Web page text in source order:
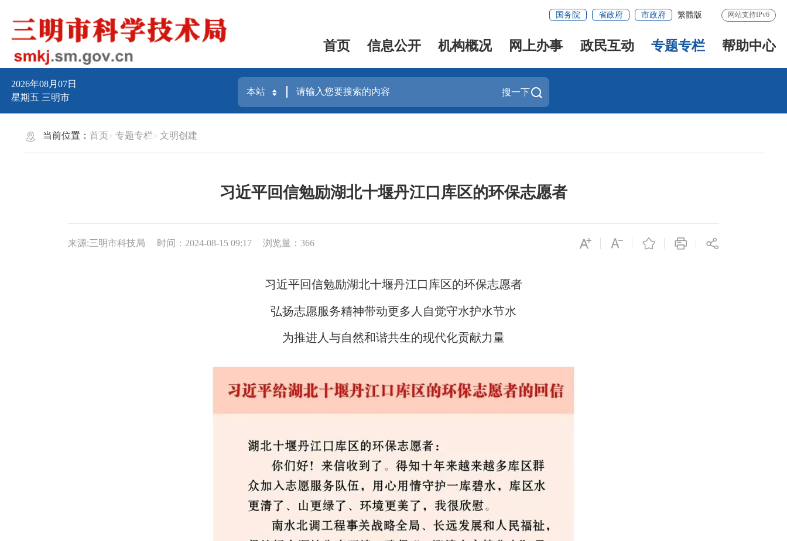
国务院 省政府 市政府 繁體版 网站支持IPv6
首页 信息公开 机构概况 网上办事 政民互动 专题专栏 帮助中心
2026年08月07日
星期五 三明市
搜一下
当前位置：首页 专题专栏 文明创建
习近平回信勉励湖北十堰丹江口库区的环保志愿者
来源:三明市科技局 时间：2024-08-15 09:17 浏览量：366
习近平回信勉励湖北十堰丹江口库区的环保志愿者
弘扬志愿服务精神带动更多人自觉守水护水节水
为推进人与自然和谐共生的现代化贡献力量